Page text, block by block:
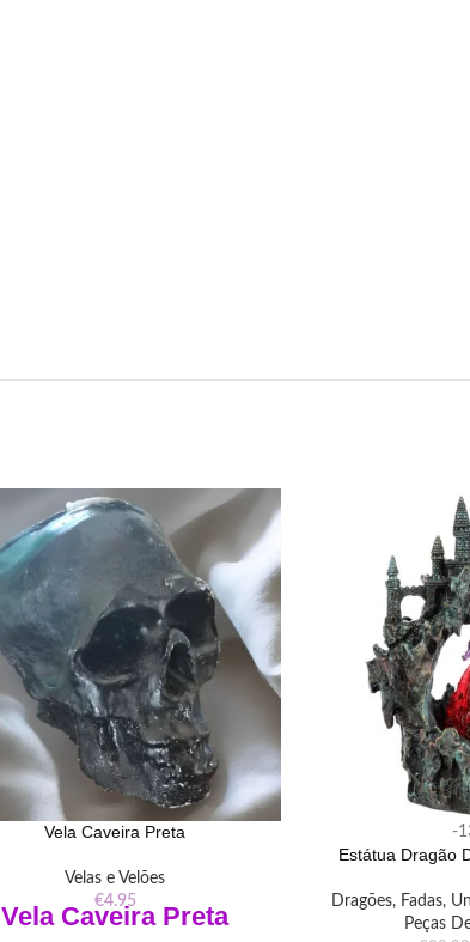
Vela Caveira Preta
Velas e Velões
€4.95
Vela Caveira Preta
-
Estátua Dragão
Dragões, Fadas,
Peças